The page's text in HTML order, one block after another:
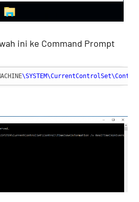
ini ke Command Prompt
\SYSTEM\CurrentControlSet